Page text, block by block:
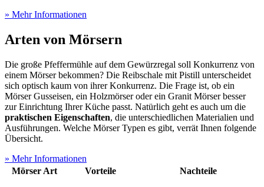
» Mehr Informationen
Arten von Mörsern
Die große Pfeffermühle auf dem Gewürzregal soll Konkurrenz von
einem Mörser bekommen? Die Reibschale mit Pistill unterscheidet
sich optisch kaum von ihrer Konkurrenz. Die Frage ist, ob ein
Mörser Gusseisen, ein Holzmörser oder ein Granit Mörser besser
zur Einrichtung Ihrer Küche passt. Natürlich geht es auch um die
praktischen Eigenschaften, die unterschiedlichen Materialien und
Ausführungen. Welche Mörser Typen es gibt, verrät Ihnen folgende
Übersicht.
» Mehr Informationen
Mörser Art
Vorteile Nachteile